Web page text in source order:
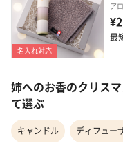
名入れ対応
ア
最
姉へのお香のクリス
て選ぶ
キャンドル ディフュー